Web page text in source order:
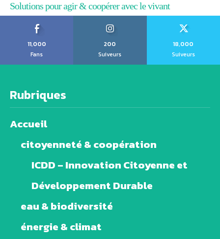
Solutions pour agir & coopérer avec le vivant
11,000
Fans
200
Suiveurs
18,000
Suiveurs
Rubriques
Accueil
citoyenneté & coopération
ICDD – Innovation Citoyenne et
Développement Durable
eau & biodiversité
énergie & climat